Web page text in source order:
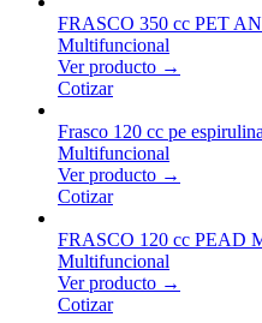
FRASCO 350 cc PET
Multifuncional
Ver producto →
Cotizar
Frasco 120 cc pe
Multifuncional
Ver producto →
Cotizar
FRASCO 120 cc PEAD
Multifuncional
Ver producto →
Cotizar